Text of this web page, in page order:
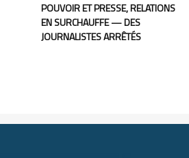
POUVOIR ET PRESSE, RELATIONS
EN SURCHAUFFE — DES
JOURNALISTES ARRÊTÉS